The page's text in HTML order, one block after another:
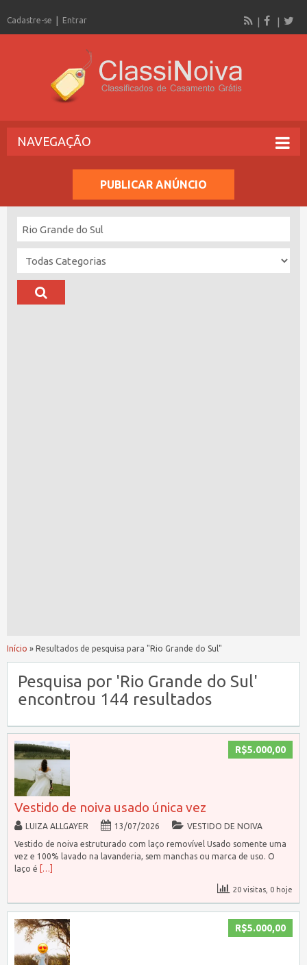
Cadastre-se Entrar
NAVEGAÇÃO
PUBLICAR ANÚNCIO
Início » Resultados de pesquisa para "Rio Grande do Sul"
Pesquisa por 'Rio Grande do Sul'
encontrou 144 resultados
R$5.000,00
Vestido de noiva usado única vez
LUIZA ALLGAYER 13/07/2026
VESTIDO DE NOIVA
Vestido de noiva estruturado com laço removível Usado somente uma
vez e 100% lavado na lavanderia, sem manchas ou marca de uso. O
laço é
[…]
20 visitas, 0 hoje
R$5.000,00